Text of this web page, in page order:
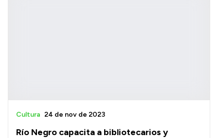
Río Negro capacita a bibliotecarios y
Cultura 24 de nov de 2023